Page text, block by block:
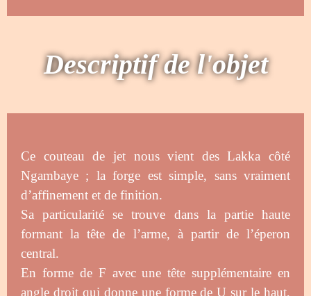
Descriptif de l'objet
Ce couteau de jet nous vient des Lakka côté
Ngambaye ; la forge est simple, sans vraiment
d’affinement et de finition.
Sa particularité se trouve dans la partie haute
formant la tête de l’arme, à partir de l’éperon
central.
En forme de F avec une tête supplémentaire en
angle droit qui donne une forme de U sur le haut,